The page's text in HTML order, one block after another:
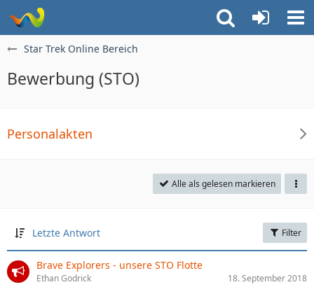
Star Trek Online Bereich
Bewerbung (STO)
Personalakten
Alle als gelesen markieren
Letzte Antwort Filter
Brave Explorers - unsere STO Flotte
Ethan Godrick 18. September 2018